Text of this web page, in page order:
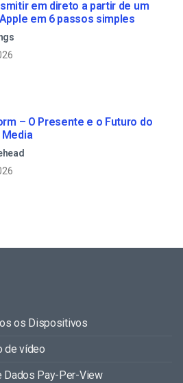
em direto a partir de um
em 6 passos simples
– O Presente e o Futuro do
os Dispositivos
de vídeo
Dados Pay-Per-View